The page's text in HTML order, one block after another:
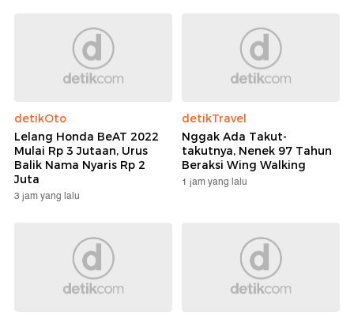
detikOto
Lelang Honda BeAT 2022
Mulai Rp 3 Jutaan, Urus
Balik Nama Nyaris Rp 2
Juta
3 jam yang lalu
detikTravel
Nggak Ada Takut-
takutnya, Nenek 97 Tahun
Beraksi Wing Walking
1 jam yang lalu